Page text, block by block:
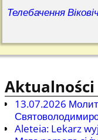
Телебачення
Aktualności
13.07.2026
Aleteia: Lekarz